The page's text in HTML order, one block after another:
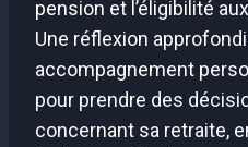
pension et l’éligibilité
Une réflexion
accompagnement
pour prendre des
concernant sa retraite,